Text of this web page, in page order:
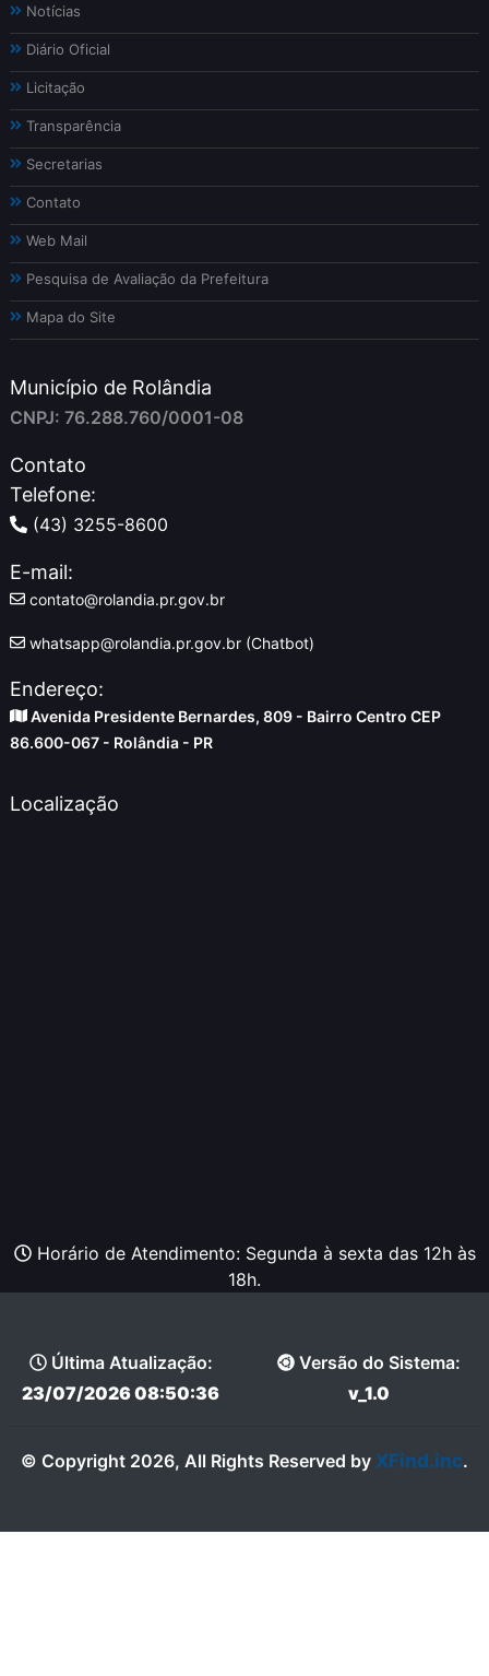
Notícias
Diário Oficial
Licitação
Transparência
Secretarias
Contato
Web Mail
Pesquisa de Avaliação da Prefeitura
Mapa do Site
Município de Rolândia
CNPJ: 76.288.760/0001-08
Contato
Telefone:
(43) 3255-8600
E-mail:
contato@rolandia.pr.gov.br
whatsapp@rolandia.pr.gov.br (Chatbot)
Endereço:
Avenida Presidente Bernardes, 809 - Bairro Centro CEP
86.600-067 - Rolândia - PR
Localização
Horário de Atendimento: Segunda à sexta das 12h às
18h.
Última Atualização:
23/07/2026 08:50:36
Versão do Sistema:
v_1.0
© Copyright 2026, All Rights Reserved by XFind.inc.